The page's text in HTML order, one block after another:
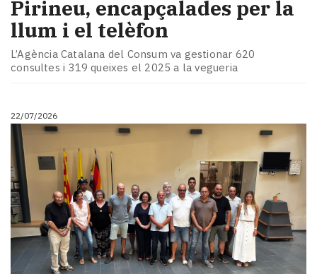
Pirineu, encapçalades per la
llum i el telèfon
L’Agència Catalana del Consum va gestionar 620
consultes i 319 queixes el 2025 a la vegueria
22/07/2026